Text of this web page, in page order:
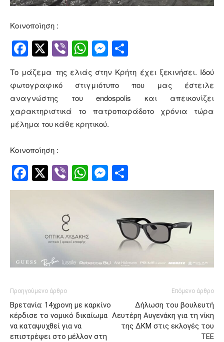
Κοινοποίηση :
Facebook
Twitter
ViberWhatsApp
Messenger
Το μάζεμα της ελιάς στην Κρήτη έχει ξεκινήσει. Ιδού
φωτογραφικό στιγμιότυπο που μας έστειλε
αναγνώστης του endospolis και απεικονίζει
χαρακτηριστικά το πατροπαράδοτο χρόνια τώρα
μέλημα του κάθε κρητικού.
Κοινοποίηση :
Facebook
Twitter
ViberWhatsApp
Messenger
Προηγούμενο άρθρο
Βρετανία: 14χρονη με καρκίνο
κέρδισε το νομικό δικαίωμα
να καταψυχθεί για να
επιστρέψει στο μέλλον στη
Επόμενο άρθρο
Δήλωση του βουλευτή
Λευτέρη Αυγενάκη για τη νίκη
της ΔΚΜ στις εκλογές του
ΤΕΕ